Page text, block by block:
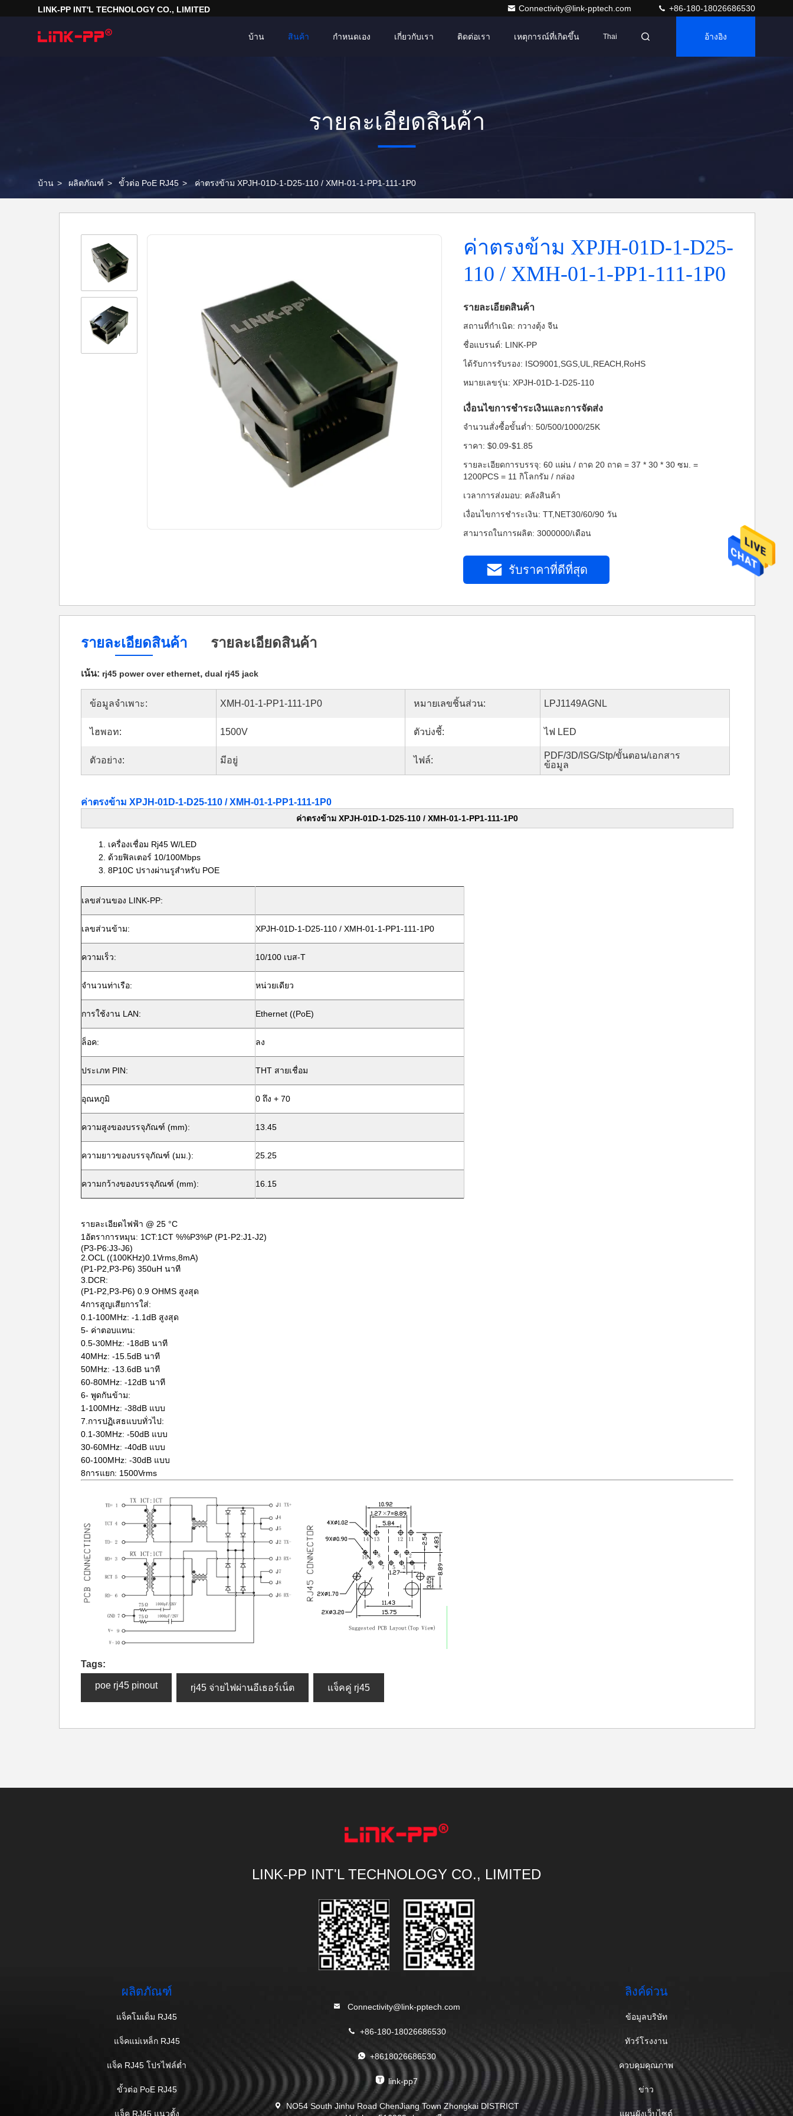
LINK-PP INT'L TECHNOLOGY CO., LIMITED Connectivity@link-pptech.com +86-180-18026686530
บ้าน สินค้า เกี่ยวกับเรา ติดต่อเรา เหตุการณ์ที่เกิดขึ้น
กำหนดเอง Thai อ้างอิง
รายละเอียดสินค้า
บ้าน > ผลิตภัณฑ์ > ขั้วต่อ PoE RJ45 > ค่าตรงข้าม XPJH-01D-1-D25-110 / XMH-01-1-PP1-111-1P0
ค่าตรงข้าม XPJH-01D-1-D25-
110 / XMH-01-1-PP1-111-1P0
รายละเอียดสินค้า
สถานที่กำเนิด: กวางตุ้ง จีน
ชื่อแบรนด์: LINK-PP
ได้รับการรับรอง: ISO9001,SGS,UL,REACH,RoHS
หมายเลขรุ่น: XPJH-01D-1-D25-110
เงื่อนไขการชำระเงินและการจัดส่ง
จำนวนสั่งซื้อขั้นต่ำ: 50/500/1000/25K
ราคา: $0.09-$1.85
รายละเอียดการบรรจุ: 60 แผ่น / ถาด 20 ถาด = 37 * 30 * 30 ซม. =
1200PCS = 11 กิโลกรัม / กล่อง
เวลาการส่งมอบ: คลังสินค้า
เงื่อนไขการชำระเงิน: TT,NET30/60/90 วัน
สามารถในการผลิต: 3000000/เดือน
รับราคาที่ดีที่สุด
รายละเอียดสินค้า รายละเอียดสินค้า
เน้น: rj45 power over ethernet, dual rj45 jack
ข้อมูลจำเพาะ: XMH-01-1-PP1-111-1P0 หมายเลขชิ้นส่วน: LPJ1149AGNL
ไฮพอท: 1500V ตัวบ่งชี้: ไฟ LED
ตัวอย่าง: มีอยู่ ไฟล์:
PDF/3D/ISG/Stp/ขั้นตอน/เอกสาร
ข้อมูล
ค่าตรงข้าม XPJH-01D-1-D25-110 / XMH-01-1-PP1-111-1P0
ค่าตรงข้าม XPJH-01D-1-D25-110 / XMH-01-1-PP1-111-1P0
เครื่องเชื่อม Rj45 W/LED
ด้วยฟิลเตอร์ 10/100Mbps
8P10C ปรางผ่านรูสําหรับ POE
เลขส่วนของ LINK-PP:
เลขส่วนข้าม: XPJH-01D-1-D25-110 / XMH-01-1-PP1-111-1P0
ความเร็ว: 10/100 เบส-T
จํานวนท่าเรือ: หน่วยเดียว
การใช้งาน LAN: Ethernet ((PoE)
ล็อค: ลง
ประเภท PIN: THT สายเชื่อม
อุณหภูมิ 0 ถึง + 70
ความสูงของบรรจุภัณฑ์ (mm): 13.45
ความยาวของบรรจุภัณฑ์ (มม.): 25.25
ความกว้างของบรรจุภัณฑ์ (mm): 16.15
รายละเอียดไฟฟ้า @ 25 °C
1อัตราการหมุน: 1CT:1CT %%P3%P (P1-P2:J1-J2)
(P3-P6:J3-J6)
2.OCL ((100KHz)0.1Vrms,8mA)
(P1-P2,P3-P6) 350uH นาที
3.DCR:
(P1-P2,P3-P6) 0.9 OHMS สูงสุด
4การสูญเสียการใส่:
0.1-100MHz: -1.1dB สูงสุด
5- ค่าตอบแทน:
0.5-30MHz: -18dB นาที
40MHz: -15.5dB นาที
50MHz: -13.6dB นาที
60-80MHz: -12dB นาที
6- พูดกันข้าม:
1-100MHz: -38dB แบบ
7.การปฏิเสธแบบทั่วไป:
0.1-30MHz: -50dB แบบ
30-60MHz: -40dB แบบ
60-100MHz: -30dB แบบ
8การแยก: 1500Vrms
Tags:
poe rj45 pinout rj45 จ่ายไฟผ่านอีเธอร์เน็ต แจ็คคู่ rj45
LINK-PP INT'L TECHNOLOGY CO., LIMITED
ผลิตภัณฑ์
แจ็คโมเด็ม RJ45
แจ็คแม่เหล็ก RJ45
แจ็ค RJ45 โปรไฟล์ต่ำ
ขั้วต่อ PoE RJ45
แจ็ค RJ45 แนวตั้ง
Connectivity@link-pptech.com
+86-180-18026686530
+8618026686530
link-pp7
NO54 South Jinhu Road ChenJiang Town Zhongkai DISTRICT
ลิงค์ด่วน
ข้อมูลบริษัท
ทัวร์โรงงาน
ควบคุมคุณภาพ
ข่าว
แผนผังเว็บไซต์